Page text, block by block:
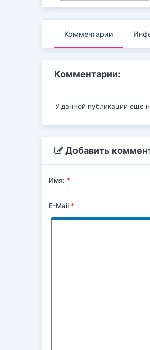
Комментарии
Комментарии:
У данной публикации еще
Добавить
Имя: *
E-Mail *